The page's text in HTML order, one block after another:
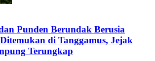
Punden Berundak Berusia
di Tanggamus, Jejak
Terungkap